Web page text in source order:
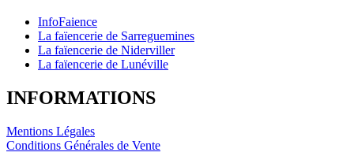
InfoFaience
La faïencerie de Sarreguemines
La faïencerie de Niderviller
La faïencerie de Lunéville
INFORMATIONS
Mentions Légales
Conditions Générales de Vente